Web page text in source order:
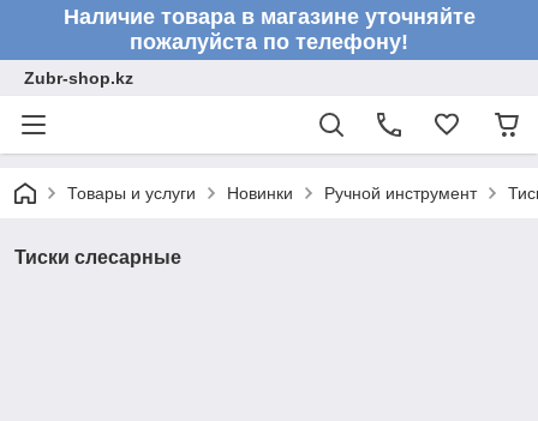
Наличие товара в магазине уточняйте
пожалуйста по телефону!
Zubr-shop.kz
Товары и услуги Новинки Ручной инструмент
Тиски слесарные